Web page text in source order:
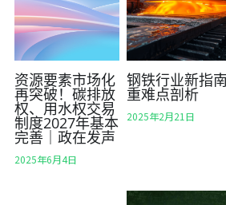
碳市场
922文化
产品碳足迹评价
金融行业及上市公司“双碳”
CSR/ESG/TCFD评级、数据
企业培训与“双碳”品牌提升
综合能源解决方案
资源要素市场化
再突破！碳排放
权、用水权交易
制度2027年基本
完善｜政在发声
2025年6月4日
钢铁行业新指南
重难点剖析
2025年2月21日